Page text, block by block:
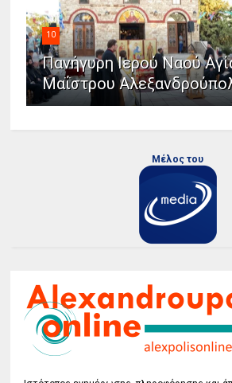
10
Πανήγυρη Ιερού Ναού
Μαΐστρου
Μέλος του